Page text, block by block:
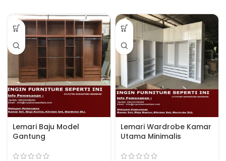
Lemari Baju Model
Gantung
Lemari Wardrobe Kamar
Utama Minimalis